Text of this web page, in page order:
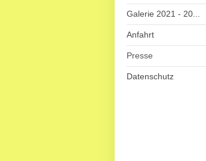
Galerie 2021 - 20...
Anfahrt
Presse
Datenschutz